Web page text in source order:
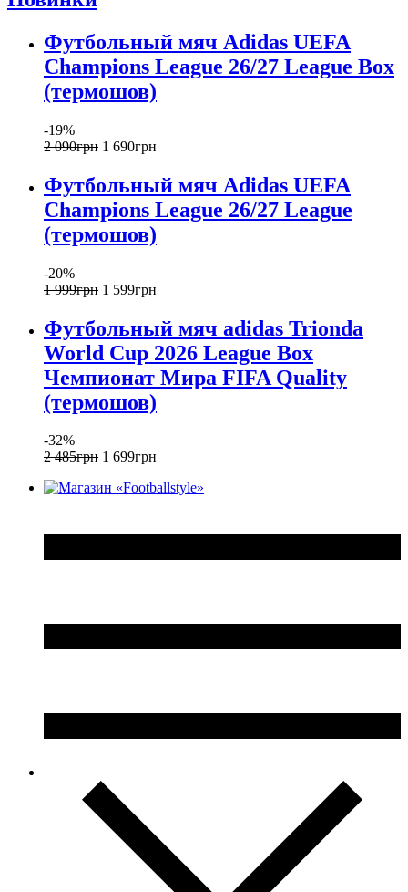
Футбольный мяч Adidas UEFA
Champions League 26/27 League Box
(термошов)
-19%
2 090грн 1 690грн
Футбольный мяч Adidas UEFA
Champions League 26/27 League
(термошов)
-20%
1 999грн 1 599грн
Футбольный мяч adidas Trionda
World Cup 2026 League Box
Чемпионат Мира FIFA Quality
(термошов)
-32%
2 485грн 1 699грн